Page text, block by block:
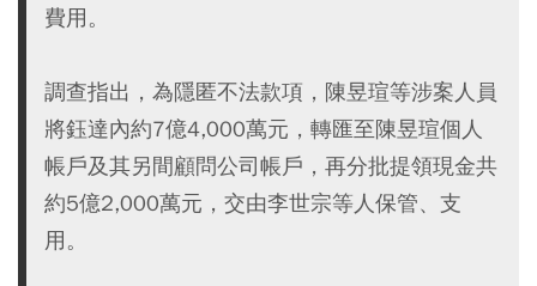
費用。
調查指出，為隱匿不法款項，陳昱瑄等涉案人員
將鈺達內約7億4,000萬元，轉匯至陳昱瑄個人
帳戶及其另間顧問公司帳戶，再分批提領現金共
約5億2,000萬元，交由李世宗等人保管、支
用。